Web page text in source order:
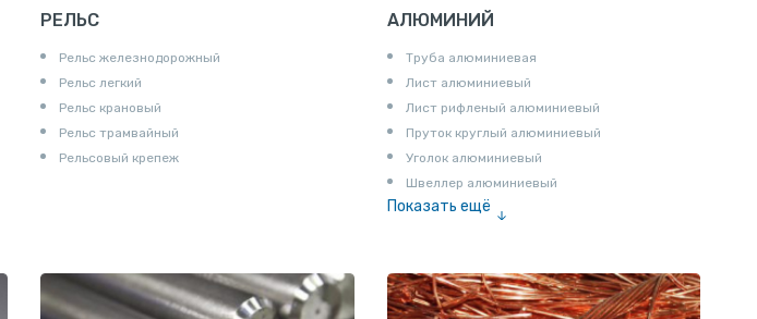
РЕЛЬС
Рельс железнодорожный
Рельс легкий
Рельс крановый
Рельс трамвайный
Рельсовый крепеж
АЛЮМИНИЙ
Труба алюминиевая
Лист алюминиевый
Лист рифленый алюминиевый
Пруток круглый алюминиевый
Уголок алюминиевый
Швеллер алюминиевый
Показать ещё
Шина электротехническая
Алюминиевая плита